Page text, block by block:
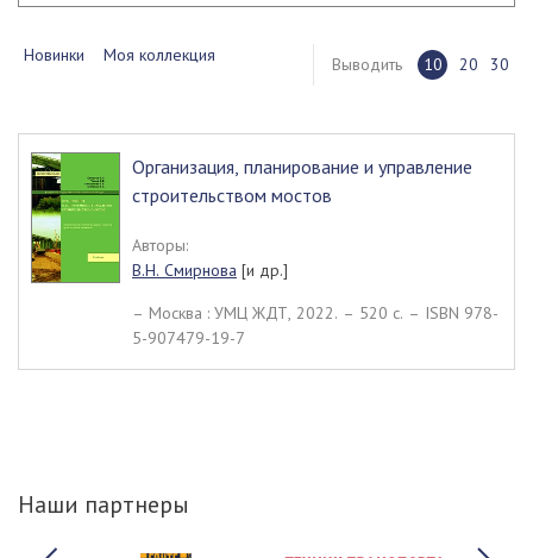
Новинки Моя коллекция Выводить 10 20 30
Организация, планирование и управление
строительством мостов
Авторы:
В.Н. Смирнова [и др.]
– Москва : УМЦ ЖДТ, 2022. – 520 c. – ISBN 978-
5-907479-19-7
Наши партнеры